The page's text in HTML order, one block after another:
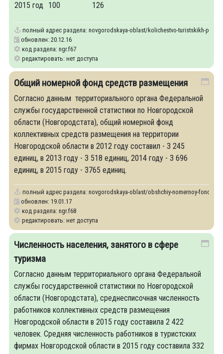
2015 год 100 126
полный адрес раздела: novgorodskaya-oblast/kolichestvo-turistskikh-
обновлен: 20.12.16
код раздела: ngr.f67
редактировать: нет доступа
Общий номерной фонд средств размещения
Согласно данным территориального органа Федеральной
службы государственной статистики по Новгородской
области (Новгородстата), общий номерной фонд
коллективных средств размещения на территории
Новгородской области в 2012 году составил - 3 245
единиц, в 2013 году - 3 518 единиц, 2014 году - 3 696
единиц, в 2015 году - 3765 единиц.
полный адрес раздела: novgorodskaya-oblast/obshchiy-nomernoy-fond-
обновлен: 19.01.17
код раздела: ngr.f68
редактировать: нет доступа
Численность населения, занятого в сфере
туризма
Согласно данным территориального органа Федеральной
службы государственной статистики по Новгородской
области (Новгородстата), среднесписочная численность
работников коллективных средств размещения
Новгородской области в 2015 году составила 2 422
человек. Средняя численность работников в туристских
фирмах Новгородской области в 2015 году составила 332